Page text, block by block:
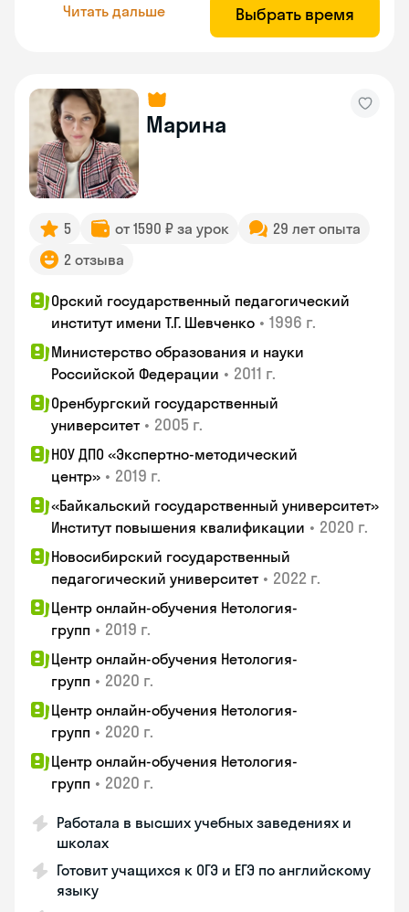
Читать дальше Выбрать время
Марина
5 от 1590 ₽ за урок
29 лет опыта
2 отзыва
Орский государственный педагогический
институт имени Т.Г. Шевченко • 1996 г.
Министерство образования и науки
Российской Федерации • 2011 г.
Оренбургский государственный
университет • 2005 г.
НОУ ДПО «Экспертно-методический
центр» • 2019 г.
«Байкальский государственный университет»
Институт повышения квалификации • 2020 г.
Новосибирский государственный
педагогический университет • 2022 г.
Центр онлайн-обучения Нетология-
групп • 2019 г.
Центр онлайн-обучения Нетология-
групп • 2020 г.
Центр онлайн-обучения Нетология-
групп • 2020 г.
Центр онлайн-обучения Нетология-
групп • 2020 г.
Работала в высших учебных заведениях и
школах
Готовит учащихся к ОГЭ и ЕГЭ по английскому
языку